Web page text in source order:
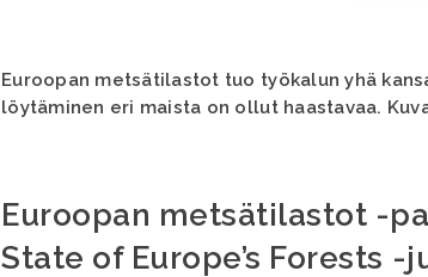
Euroopan metsätilastot tuo työkalun yhä
löytäminen eri maista on ollut haastavaa.
Euroopan metsätilastot -
State of Europe’s Forests -